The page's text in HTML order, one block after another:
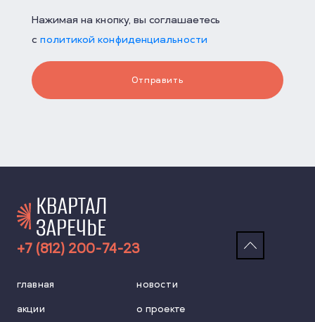
Нажимая на кнопку, вы соглашаетесь
сполитикой конфиденциальности
Отправить
+7 (812) 200-74-23
главная новости
акции о проекте